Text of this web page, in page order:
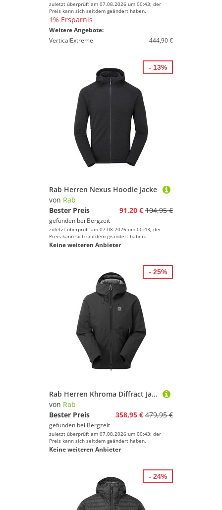
zuletzt überprüft am 07.08.2026 um 00:43; der
Preis kann sich seitdem geändert haben.
1% Ersparnis
Weitere Angebote:
VerticalExtreme
444,90 €
Rab Herren Nexus Hoodie Jacke
von Rab
Bester Preis
91,20 € 104,95 €
gefunden bei Bergzeit
zuletzt überprüft am 07.08.2026 um 00:43; der
Preis kann sich seitdem geändert haben.
Keine weiteren Anbieter
- 13%
Rab Herren Khroma Diffract Jacke
von Rab
Bester Preis
358,95 € 479,95 €
gefunden bei Bergzeit
zuletzt überprüft am 07.08.2026 um 00:43; der
Preis kann sich seitdem geändert haben.
Keine weiteren Anbieter
- 25%
- 24%